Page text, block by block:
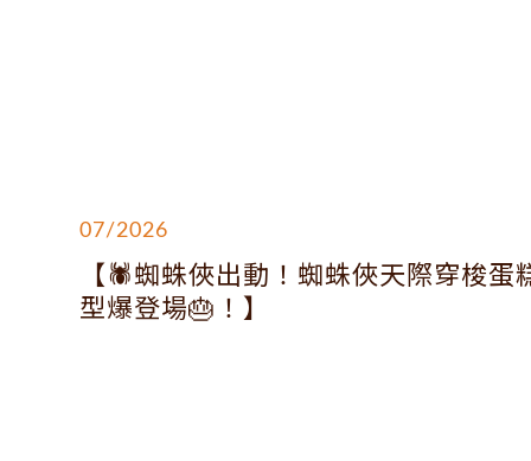
07/2026
【🕷️蜘蛛俠出動！蜘蛛俠天際穿梭蛋
型爆登場🎂！】